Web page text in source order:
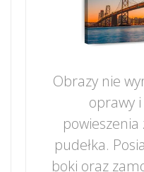
Obrazy nie
oprawy
powieszenia
pudełka.
boki oraz